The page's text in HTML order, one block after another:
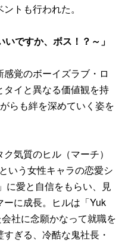
トも行われた。
ですか、ボス！？～」
覚のボーイズラブ・ロ
イと異なる価値観を持
らも絆を深めていく姿を
気質のヒル（マーチ）
いう女性キャラの恋愛シ
に愛と自信をもらい、見
に成長。ヒルは「Yuk
社に念願かなって就職を
ぎる、冷酷な鬼社長・